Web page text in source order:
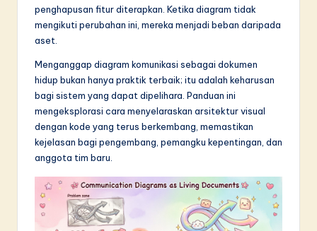
in
A
penghapusan fitur diterapkan. Ketika diagram tidak
mengikuti perubahan ini, mereka menjadi beban daripada
aset.
Menganggap diagram komunikasi sebagai dokumen
hidup bukan hanya praktik terbaik; itu adalah keharusan
bagi sistem yang dapat dipelihara. Panduan ini
mengeksplorasi cara menyelaraskan arsitektur visual
dengan kode yang terus berkembang, memastikan
kejelasan bagi pengembang, pemangku kepentingan, dan
anggota tim baru.